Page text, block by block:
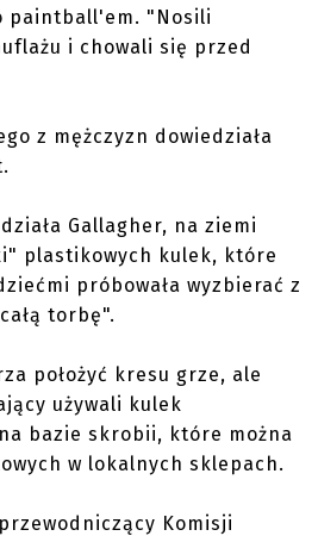
paintball'em. "Nosili
i chowali się przed
z mężczyzn dowiedziała
Gallagher, na ziemi
plastikowych kulek, które
próbowała wyzbierać z
torbę".
położyć kresu grze, ale
używali kulek
bazie skrobii, które można
w lokalnych sklepach.
Komisji